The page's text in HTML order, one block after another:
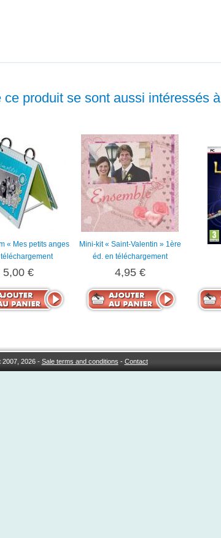
produit se sont aussi intéressés à
« Mes petits anges
5,00 €
Mini-kit « Saint-Valentin » 1ère
éd. en téléchargement
4,95 €
2026 - Sale terms and conditions - Contact